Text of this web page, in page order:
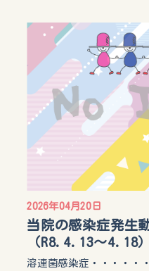
2026年04月20日
当院の感染症発生
（R8.4.13〜4.18）
溶連菌感染症・・・・・